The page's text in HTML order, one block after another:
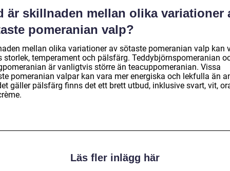
är skillnaden mellan olika variationer
pomeranian valp?
mellan olika variationer av sötaste pomeranian valp kan
storlek, temperament och pälsfärg. Teddybjörnspomeranian
är vanligtvis större än teacuppomeranian. Vissa
pomeranian valpar kan vara mer energiska och lekfulla än
gäller pälsfärg finns det ett brett utbud, inklusive svart, vit,
Läs fler inlägg här